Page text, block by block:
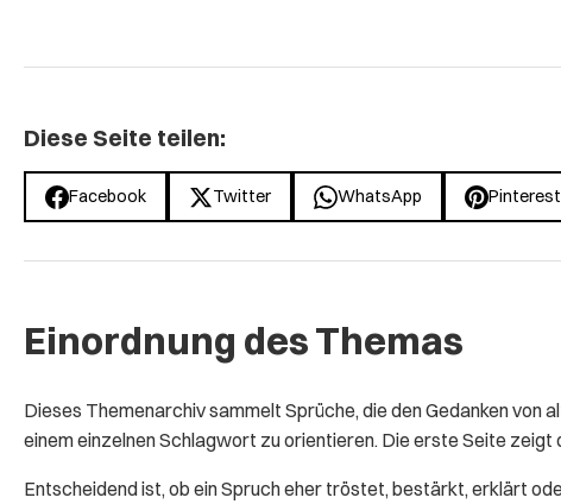
Diese Seite teilen:
Facebook Twitter WhatsApp Pinterest
Einordnung des Themas
Dieses Themenarchiv sammelt Sprüche, die den Gedanken von
einem einzelnen Schlagwort zu orientieren. Die erste Seite
Entscheidend ist, ob ein Spruch eher tröstet, bestärkt, erklärt